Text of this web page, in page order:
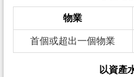
物業
首個或超出一個物業
以資產